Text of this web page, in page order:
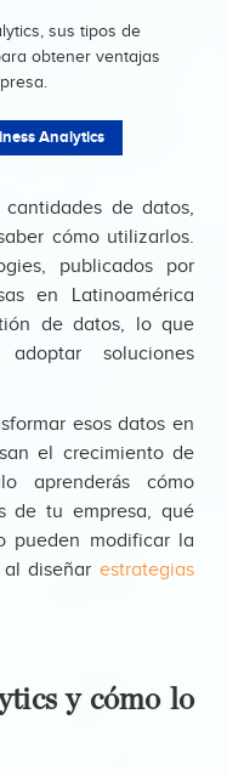
sus tipos de
obtener ventajas
Analytics
cantidades de datos,
cómo utilizarlos.
publicados por
en Latinoamérica
de datos, lo que
soluciones
esos datos en
el crecimiento de
aprenderás cómo
de tu empresa, qué
pueden modificar la
diseñar estrategias
y cómo lo